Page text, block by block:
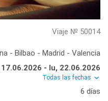
Viaje № 50014
- Bilbao - Madrid - Valencia
- lu, 22.06.2026
Todas las fechas
6 días